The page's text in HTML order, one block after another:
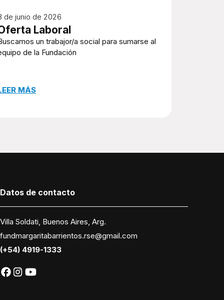
de junio de 2026
Laboral
un trabajor/a social para sumarse al
de la Fundación
MÁS
Datos de contacto
Villa Soldati, Buenos Aires, Arg.
fundmargaritabarrientos.rse@gmail.com
(+54) 4919-1333